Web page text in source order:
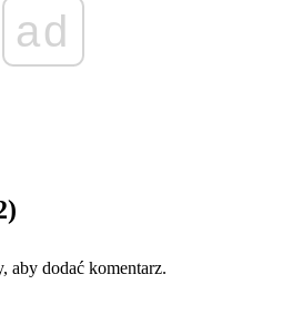
ad
aby dodać komentarz.